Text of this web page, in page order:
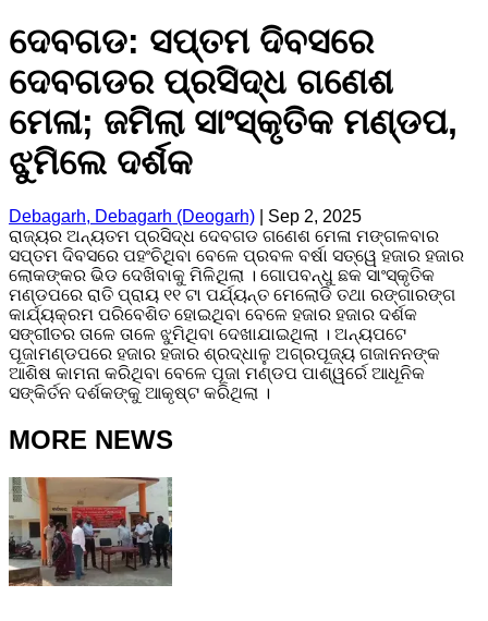
ଦେବଗଡ: ସପ୍ତମ ଦିବସରେ
ଦେବଗଡର ପ୍ରସିଦ୍ଧ ଗଣେଶ
ମେଳା; ଜମିଲା ସାଂସ୍କୃତିକ ମଣ୍ଡପ,
ଝୁମିଲେ ଦର୍ଶକ
Debagarh, Debagarh (Deogarh)
Sep 2, 2025
ରାଜ୍ୟର ଅନ୍ୟତମ ପ୍ରସିଦ୍ଧ ଦେବଗଡ ଗଣେଶ ମେଳା ମଙ୍ଗଳବାର
ସପ୍ତମ ଦିବସରେ ପହଂଚିଥିବା ବେଳେ ପ୍ରବଳ ବର୍ଷା ସତ୍ୱେ ହଜାର ହଜାର
ଲୋକଙ୍କର ଭିଡ ଦେଖିବାକୁ ମିଳିଥିଲା । ଗୋପବନ୍ଧୁ ଛକ ସାଂସ୍କୃତିକ
ମଣ୍ଡପରେ ରାତି ପ୍ରାୟ ୧୧ ଟା ପର୍ଯ୍ୟନ୍ତ ମେଲୋଡି ତଥା ରଙ୍ଗାରଙ୍ଗ
କାର୍ଯ୍ୟକ୍ରମ ପରିବେଶିତ ହୋଇଥିବା ବେଳେ ହଜାର ହଜାର ଦର୍ଶକ
ସଙ୍ଗୀତର ତାଳେ ତାଳେ ଝୁମିଥିବା ଦେଖାଯାଇଥିଲା । ଅନ୍ୟପଟେ
ପୂଜାମଣ୍ଡପରେ ହଜାର ହଜାର ଶ୍ରଦ୍ଧାଳୁ ଅଗ୍ରପୂଜ୍ୟ ଗଜାନନଙ୍କ
ଆଶିଷ କାମନା କରିଥିବା ବେଳେ ପୂଜା ମଣ୍ଡପ ପାଶ୍ୱର୍ରେ ଆଧୂନିକ
ସଙ୍କିର୍ତନ ଦର୍ଶକଙ୍କୁ ଆକୃଷ୍ଟ କରିଥିଲା ।
MORE NEWS